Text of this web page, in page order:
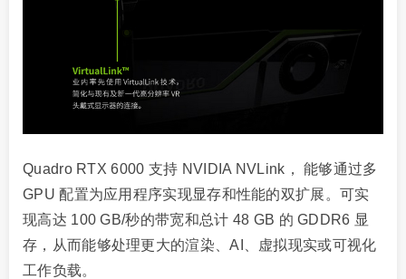
Quadro RTX 6000 支持 NVIDIA NVLink， 能够通过多
GPU 配置为应用程序实现显存和性能的双扩展。可实
现高达 100 GB/秒的带宽和总计 48 GB 的 GDDR6 显
存，从而能够处理更大的渲染、AI、虚拟现实或可视化
工作负载。